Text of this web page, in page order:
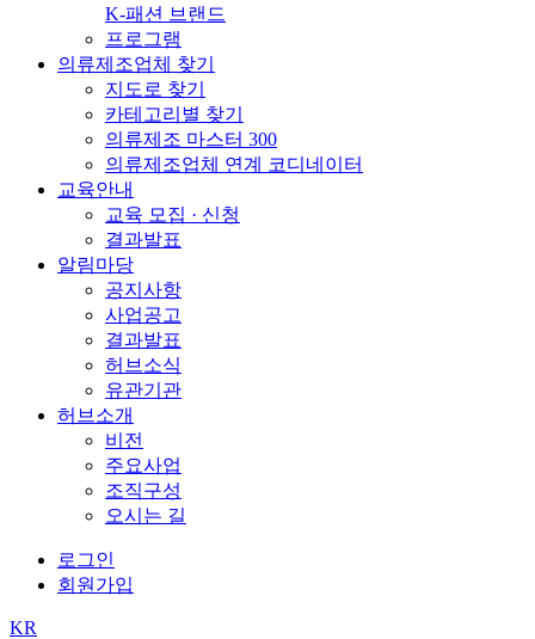
K-패션 브랜드
프로그램
의류제조업체 찾기
지도로 찾기
카테고리별 찾기
의류제조 마스터 300
의류제조업체 연계 코디네이터
교육안내
교육 모집 · 신청
결과발표
알림마당
공지사항
사업공고
결과발표
허브소식
유관기관
허브소개
비전
주요사업
조직구성
오시는 길
로그인
회원가입
KR